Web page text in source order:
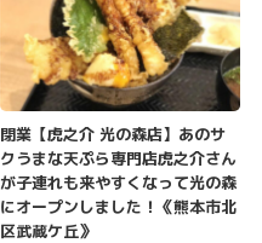
閉業【虎之介 光の森店】あのサ
クうまな天ぷら専門店虎之介さん
が子連れも来やすくなって光の森
にオープンしました！《熊本市北
区武蔵ケ丘》